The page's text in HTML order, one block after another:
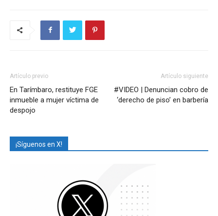
Artículo previo
En Tarímbaro, restituye FGE
inmueble a mujer víctima de
despojo
Artículo siguiente
#VIDEO | Denuncian cobro de
‘derecho de piso’ en barbería
¡Síguenos en X!